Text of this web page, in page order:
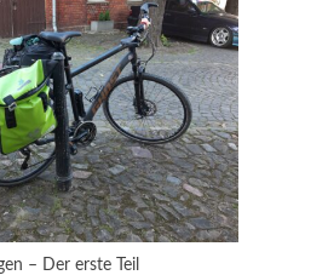
– Der erste Teil